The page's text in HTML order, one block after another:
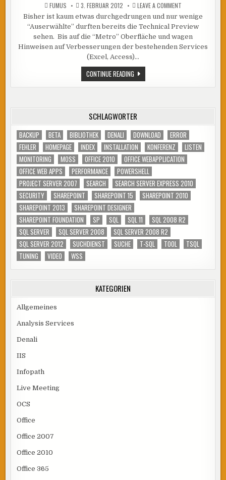
FUMUS 3. FEBRUAR 2012 LEAVE A COMMENT
15
TECHNICAL
PREVIEW
Bisher ist kaum etwas durchgedrungen und nur wenige
“Auserwählte” durften bereits die Technical Preview
sehen. Bis auf die “Metro” Oberfläche und wagen
Hinweisen auf Verbesserungen der bestehenden Services
(Excel, Access)…
CONTINUE READINGSHAREPOINT
15
–
SCHLAGWÖRTER
BACKUP BETA BIBLIOTHEK DENALI DOWNLOAD
ERROR
FEHLER
HOMEPAGE INDEX INSTALLATION KONFERENZ
LISTEN
MONITORING
MOSS OFFICE 2010
OFFICE WEBAPPLICATION
OFFICE WEB APPS
PERFORMANCE
POWERSHELL
PROJECT SERVER 2007
SEARCH
SEARCH SERVER EXPRESS 2010
SECURITY
SHAREPOINT SHAREPOINT 15
SHAREPOINT 2010
SHAREPOINT 2013
SHAREPOINT DESIGNER
SHAREPOINT FOUNDATION
SP SQL SQL 11
SQL 2008 R2
SQL SERVER
SQL SERVER 2008
SQL SERVER 2008 R2
SQL SERVER 2012
SUCHDIENST SUCHE T-SQL TOOL
TSQL
TUNING
VIDEO WSS
KATEGORIEN
Allgemeines
Analysis Services
Denali
IIS
Infopath
Live Meeting
OCS
Office
Office 2007
Office 2010
Office 365